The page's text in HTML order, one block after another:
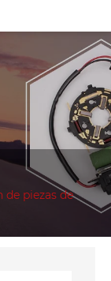
piezas de